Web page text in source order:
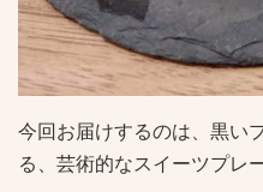
今回お届けするのは、黒い
る、芸術的なスイーツプレ